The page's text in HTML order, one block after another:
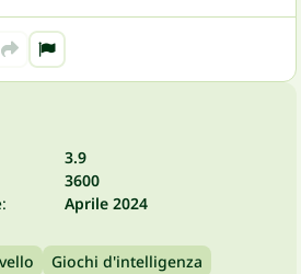
3.9
3600
Aprile 2024
Giochi d'intelligenza